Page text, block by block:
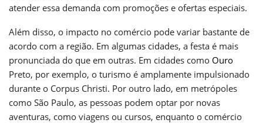
atender essa demanda com promoções e ofertas especiais.
Além disso, o impacto no comércio pode variar bastante de
acordo com a região. Em algumas cidades, a festa é mais
pronunciada do que em outras. Em cidades como Ouro
Preto, por exemplo, o turismo é amplamente impulsionado
durante o Corpus Christi. Por outro lado, em metrópoles
como São Paulo, as pessoas podem optar por novas
aventuras, como viagens ou cursos, enquanto o comércio